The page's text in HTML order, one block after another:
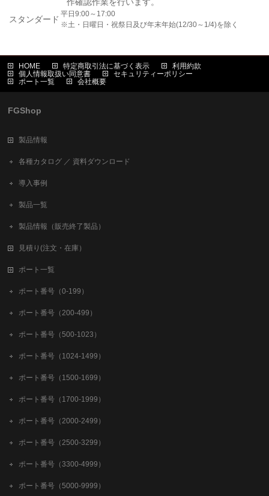
作確認作業を行います。
スタンダード
平日9:00～17:00
※土・日曜日・祝祭日及び年末年始(12/30～1/4)を除く
HOME 特定商取引法に基づく表示
利用約款
個人情報取扱い同意書
セキュリティーポリシー
ポート一覧
会社概要
FGShop
製品情報
各種カタログ ／ 資料ダウンロード
導入事例
製品一覧
製品情報（販売終了製品）
見積り(注文・在庫）
ポート一覧
ポート番号（0-199）
ポート番号（200-499）
ポート番号（500-1023）
ポート番号（1024-1499）
ポート番号（1500-1699）
ポート番号（1700-1999）
ポート番号（2000-2499）
ポート番号（2500-3299）
ポート番号（3300-4999）
ポート番号（5000-9999）